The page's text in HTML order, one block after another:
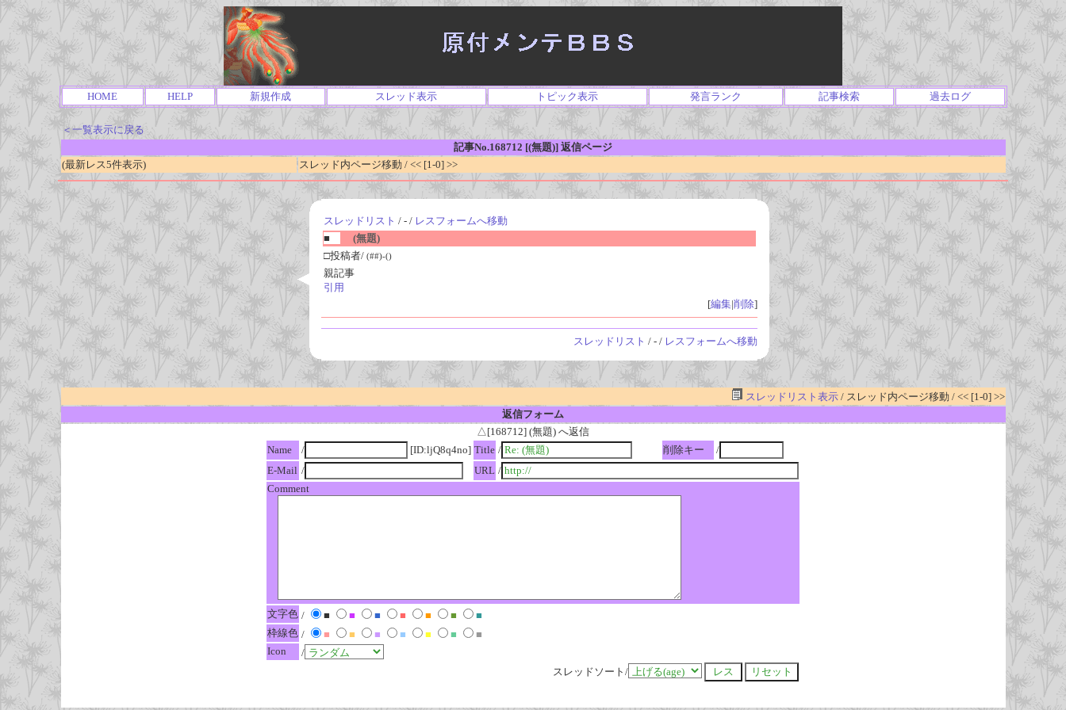
HOME HELP 新規作成 スレッド表示 トピック表示 発言ランク 記事検索 過去ログ
＜一覧表示に戻る
記事No.168712 [(無題)] 返信ページ
(最新レス5件表示)
スレッド内ページ移動 / << [1-0] >>
スレッドリスト / - / レスフォームへ移動
■
(無題)
□投稿者/ (##)-()
親記事
引用
[編集|削除]
スレッドリスト / - / レスフォームへ移動
スレッドリスト表示/ スレッド内ページ移動 / << [1-0] >>
返信フォーム
△[168712] (無題) へ返信
Name
/ [ID:ljQ8q4no] Title / 削除キー
/
E-Mail / URL /
Comment
文字色 / ■ ■ ■ ■ ■ ■
■
枠線色 / ■ ■ ■ ■ ■ ■
■
Icon
/
スレッドソート/